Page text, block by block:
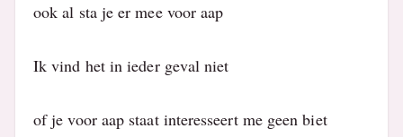
ook al sta je er mee voor aap
Ik vind het in ieder geval niet
of je voor aap staat interesseert me geen biet